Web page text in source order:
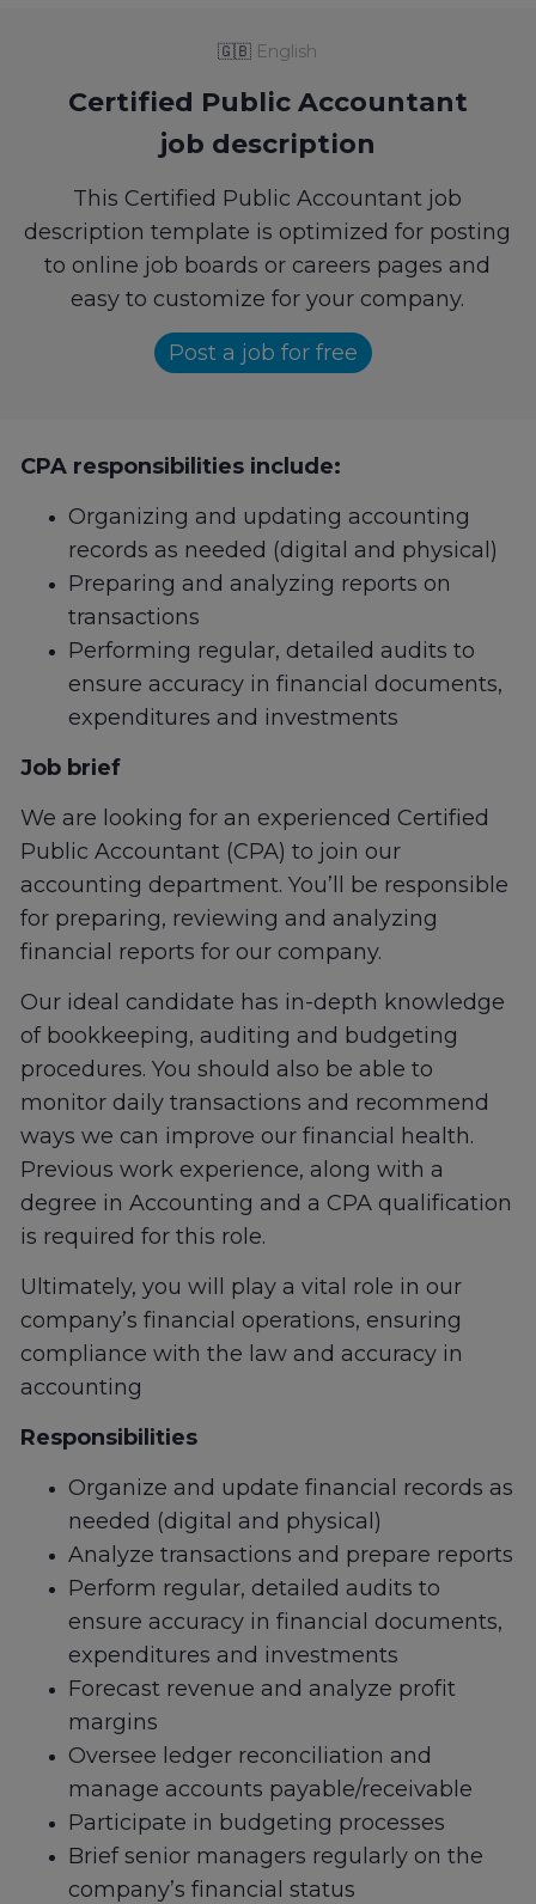
🇬🇧 English
Certified Public Accountant
job description
This Certified Public Accountant job
description template is optimized for posting
to online job boards or careers pages and
easy to customize for your company.
Post a job for free
CPA responsibilities include:
Organizing and updating accounting
records as needed (digital and physical)
Preparing and analyzing reports on
transactions
Performing regular, detailed audits to
ensure accuracy in financial documents,
expenditures and investments
Job brief
We are looking for an experienced Certified
Public Accountant (CPA) to join our
accounting department. You’ll be responsible
for preparing, reviewing and analyzing
financial reports for our company.
Our ideal candidate has in-depth knowledge
of bookkeeping, auditing and budgeting
procedures. You should also be able to
monitor daily transactions and recommend
ways we can improve our financial health.
Previous work experience, along with a
degree in Accounting and a CPA qualification
is required for this role.
Ultimately, you will play a vital role in our
company’s financial operations, ensuring
compliance with the law and accuracy in
accounting
Responsibilities
Organize and update financial records as
needed (digital and physical)
Analyze transactions and prepare reports
Perform regular, detailed audits to
ensure accuracy in financial documents,
expenditures and investments
Forecast revenue and analyze profit
margins
Oversee ledger reconciliation and
manage accounts payable/receivable
Participate in budgeting processes
Brief senior managers regularly on the
company’s financial status